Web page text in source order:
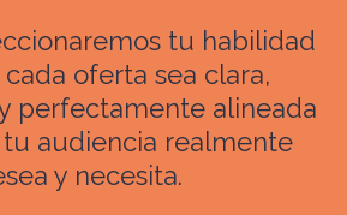
tu habilidad
oferta sea clara,
perfectamente alineada
audiencia realmente
y necesita.